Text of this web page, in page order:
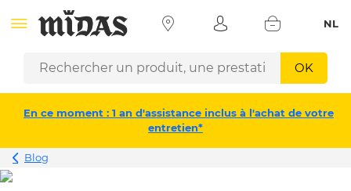
NL
OK
En ce moment : 1 an d'assistance inclus à l'achat de votre
entretien*
Blog